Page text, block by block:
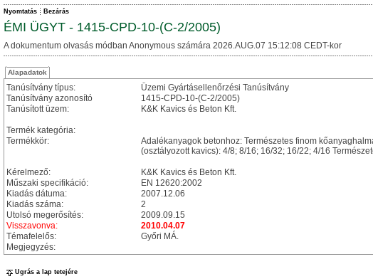
Nyomtatás Bezárás
ÉMI ÜGYT - 1415-CPD-10-(C-2/2005)
A dokumentum olvasás módban Anonymous számára 2026.AUG.07 15:12:08 CEDT-kor
Alapadatok
Tanúsítvány típus:
Üzemi Gyártásellenőrzési Tanúsítvány
Tanúsítvány azonosító
1415-CPD-10-(C-2/2005)
Tanúsított üzem:
K&K Kavics és Beton Kft.
Termék kategória:
Termékkör:
Adalékanyagok betonhoz: Természetes finom
(osztályozott kavics): 4/8; 8/16; 16/32; 16/22; 4/16
Kérelmező:
K&K Kavics és Beton Kft.
Műszaki specifikáció:
EN 12620:2002
Kiadás dátuma:
2007.12.06
Kiadás száma:
2
Utolsó megerősítés:
2009.09.15
Visszavonva:
2010.04.07
Témafelelős:
Győri MÁ.
Megjegyzés:
Ugrás a lap tetejére